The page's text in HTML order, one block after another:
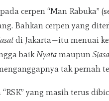
cerpen “Man Rabuka”
Bahkan cerpen yang
di Jakarta—itu menuai
baikNyata maupun
tak pernah
yang masih terus